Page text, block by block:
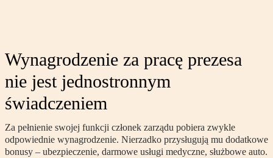
Wynagrodzenie za pracę prezesa
nie jest jednostronnym
świadczeniem
Za pełnienie swojej funkcji członek zarządu pobiera zwykle
odpowiednie wynagrodzenie. Nierzadko przysługują mu dodatkowe
bonusy – ubezpieczenie, darmowe usługi medyczne, służbowe auto.